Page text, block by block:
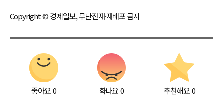
Copyright © 경제일보, 무단전재·재배포 금지
좋아요0 화나요0 추천해요 0